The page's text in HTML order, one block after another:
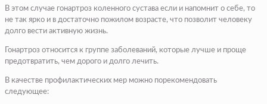
В этом случае гонартроз коленного сустава если и напомнит о себе, то
не так ярко и в достаточно пожилом возрасте, что позволит человеку
долго вести активную жизнь.
Гонартроз относится к группе заболеваний, которые лучше и проще
предотвратить, чем дорого и долго лечить.
В качестве профилактических мер можно порекомендовать
следующее: